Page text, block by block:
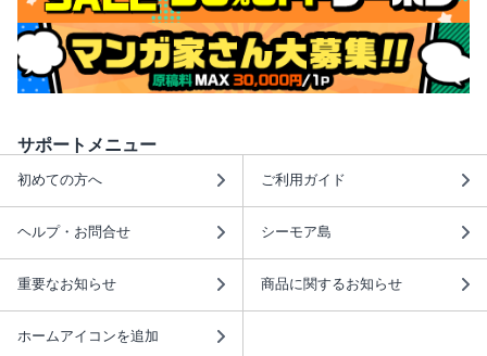
サポートメニュー
初めての方へ ご利用ガイド
ヘルプ・お問合せ シーモア島
重要なお知らせ 商品に関するお知らせ
ホームアイコンを追加